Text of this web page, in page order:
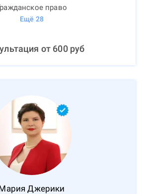
право
Ещё 28
от 600руб
Джерики